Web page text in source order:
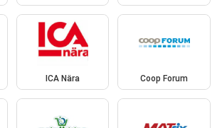
ICA Nära Coop Forum